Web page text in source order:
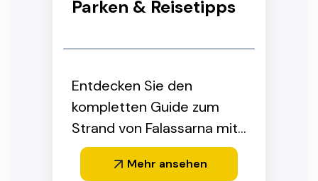
Parken & Reisetipps
Entdecken Sie den
kompletten Guide zum
Strand von Falassarna mit
dem Mietwagen für den
perfekten Tagesausflug in
Mehr ansehen